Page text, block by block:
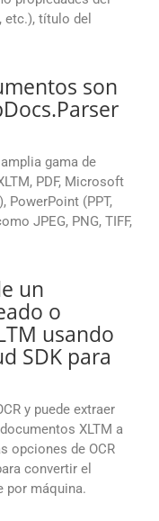
etc.), título del
son
gama de
PDF, Microsoft
PowerPoint (PPT,
JPEG, PNG, TIFF,
un
o
usando
SDK para
y puede extraer
XLTM a
opciones de OCR
convertir el
por máquina.